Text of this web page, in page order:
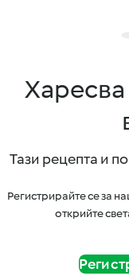
Харесва
Тази рецепта и
Регистрирайте се за
открийте